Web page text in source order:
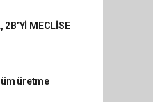
2B’Yİ MECLİSE
üretme